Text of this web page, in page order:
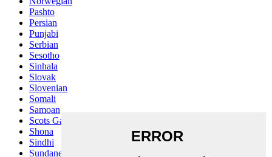
Pashto
Persian
Punjabi
Serbian
Sesotho
Sinhala
Slovak
Slovenian
Somali
Samoan
Scots Gaelic
Shona
Sindhi
Sundanese